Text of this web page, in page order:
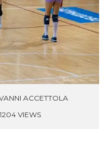
ACCETTOLA
1204 VIEWS